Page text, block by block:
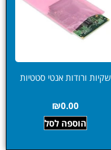
שקיות ורודות אנטי סטטיות
₪0.00
הוספה לסל